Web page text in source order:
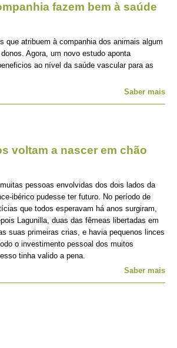
fazem bem à saúde
que atribuem à companhia dos animais algum
Agora, um novo estudo aponta
ao nível da saúde vascular para as
Saber mais
voltam a nascer em chão
pessoas envolvidas dos dois lados da
ibérico pudesse ter futuro. No período de
que todos esperavam há anos surgiram,
Lagunilla, duas das fêmeas libertadas em
suas primeiras crias, e havia pequenos linces
o investimento pessoal dos muitos
tinha valido a pena.
Saber mais